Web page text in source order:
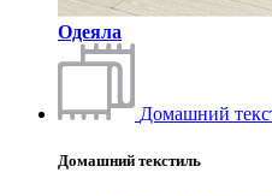
Одеяла
Домашний
Домашний текстиль